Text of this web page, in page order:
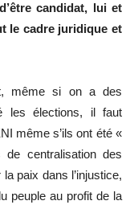
candidat, lui et
le cadre juridique et
même si on a des
les élections, il faut
même s’ils ont été «
centralisation des
paix dans l’injustice,
peuple au profit de la